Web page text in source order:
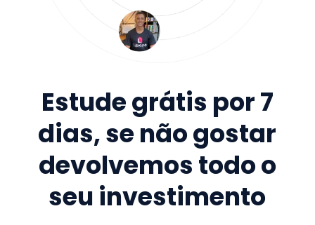
Estude grátis por 7
dias, se não gostar
devolvemos todo o
seu investimento